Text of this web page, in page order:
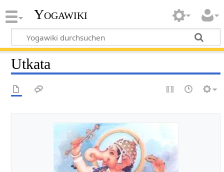
Yogawiki
Utkata